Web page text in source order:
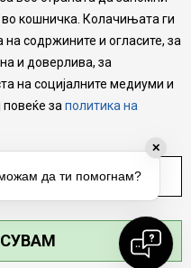
во описот на
слики и цени, но не
сите информации се
производи се дел од
дека мора да се
момент.
. СИТЕ ПРАВА ЗАДРЖАНИ.
кошничка. Колачињата ги
содржините и огласите, за
и доверлива, за
на социјалните медиуми и
повеќе за политика на
✕
да ти помогнам?